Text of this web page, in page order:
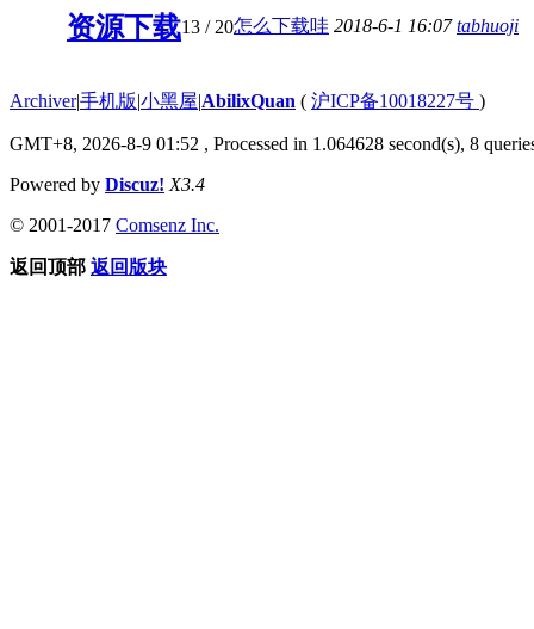
资源下载13 / 20怎么下载哇 2018-6-1 16:07tabhuoji
Archiver|手机版|小黑屋|AbilixQuan ( 沪ICP备10018227号 )
GMT+8, 2026-8-9 01:52 , Processed in 1.064628 second(s), 8
Powered by Discuz! X3.4
© 2001-2017 Comsenz Inc.
返回顶部 返回版块